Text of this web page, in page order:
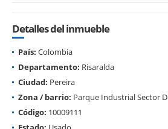
Detalles del inmueble
País: Colombia
Departamento: Risaralda
Ciudad: Pereira
Zona / barrio: Parque Industrial Sector D
Código: 10009111